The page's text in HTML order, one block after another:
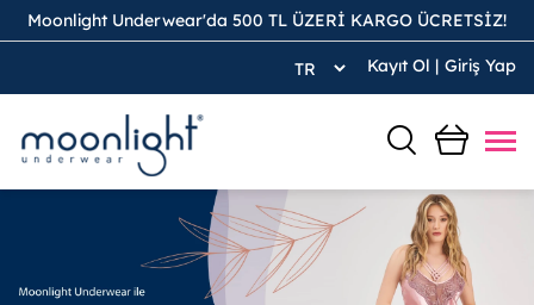
Moonlight Underwear'da 500 TL ÜZERİ KARGO ÜCRETSİZ!
Giriş Yap
Kayıt Ol |